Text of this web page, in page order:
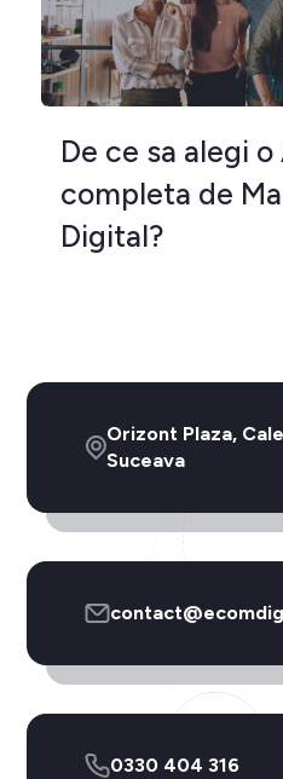
De ce sa alegi
completa de
Digital?
Orizont Plaza,
Suceava
0330 404 316